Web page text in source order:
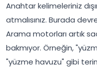
Anahtar kelimeleriniz
atmalısınız. Burada
Arama motorları artık
bakmıyor. Örneğin,
"yüzme havuzu" gibi